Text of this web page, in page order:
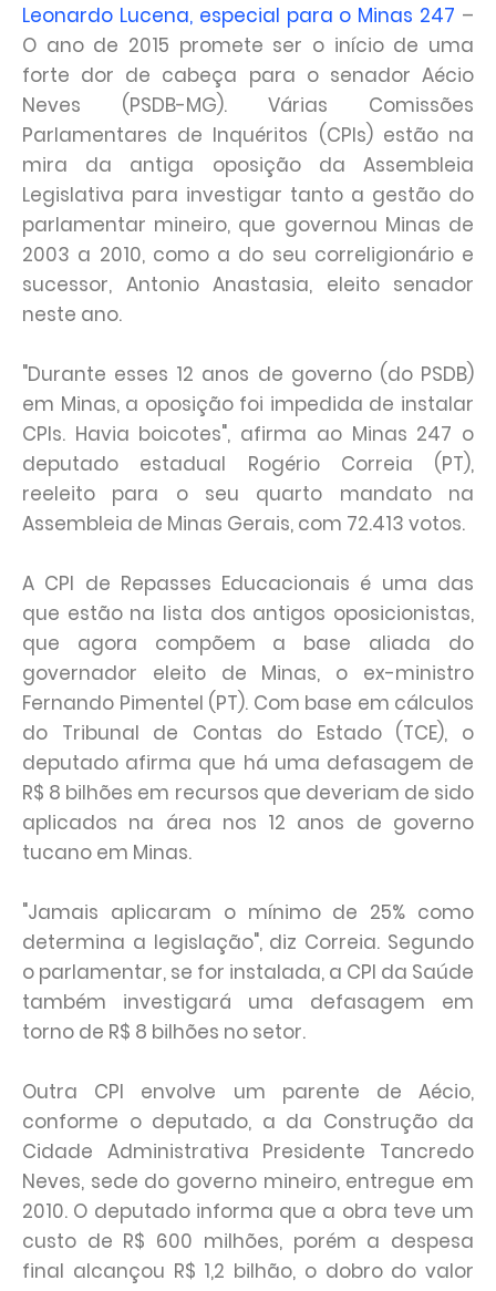
Leonardo Lucena, especial para o Minas 247 –
O ano de 2015 promete ser o início de uma
forte dor de cabeça para o senador Aécio
Neves (PSDB-MG). Várias Comissões
Parlamentares de Inquéritos (CPIs) estão na
mira da antiga oposição da Assembleia
Legislativa para investigar tanto a gestão do
parlamentar mineiro, que governou Minas de
2003 a 2010, como a do seu correligionário e
sucessor, Antonio Anastasia, eleito senador
neste ano.
"Durante esses 12 anos de governo (do PSDB)
em Minas, a oposição foi impedida de instalar
CPIs. Havia boicotes", afirma ao Minas 247 o
deputado estadual Rogério Correia (PT),
reeleito para o seu quarto mandato na
Assembleia de Minas Gerais, com 72.413 votos.
A CPI de Repasses Educacionais é uma das
que estão na lista dos antigos oposicionistas,
que agora compõem a base aliada do
governador eleito de Minas, o ex-ministro
Fernando Pimentel (PT). Com base em cálculos
do Tribunal de Contas do Estado (TCE), o
deputado afirma que há uma defasagem de
R$ 8 bilhões em recursos que deveriam de sido
aplicados na área nos 12 anos de governo
tucano em Minas.
"Jamais aplicaram o mínimo de 25% como
determina a legislação", diz Correia. Segundo
o parlamentar, se for instalada, a CPI da Saúde
também investigará uma defasagem em
torno de R$ 8 bilhões no setor.
Outra CPI envolve um parente de Aécio,
conforme o deputado, a da Construção da
Cidade Administrativa Presidente Tancredo
Neves, sede do governo mineiro, entregue em
2010. O deputado informa que a obra teve um
custo de R$ 600 milhões, porém a despesa
final alcançou R$ 1,2 bilhão, o dobro do valor